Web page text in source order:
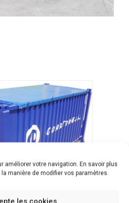
améliorer votre navigation. En savoir plus
manière de modifier vos paramètres.
les cookies